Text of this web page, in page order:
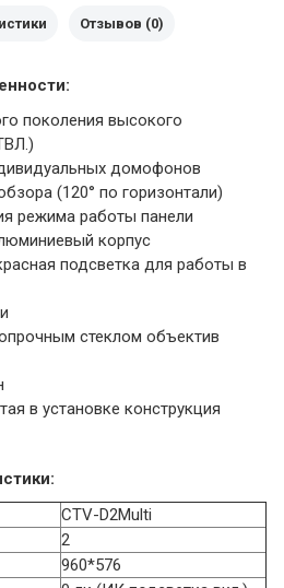
Отзывов (0)
поколения высокого
домофонов
(120° по горизонтали)
режима работы панели
корпус
подсветка для работы в
стеклом объектив
в установке конструкция
CTV-D2Multi
2
960*576